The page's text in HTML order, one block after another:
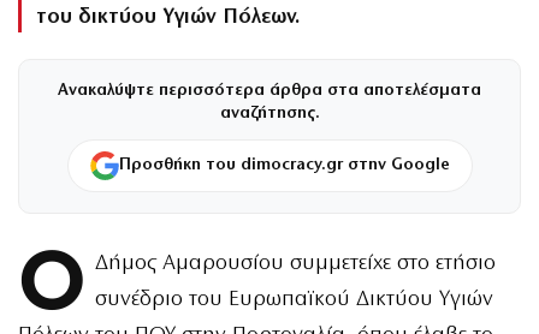
του δικτύου Υγιών Πόλεων.
Ανακαλύψτε περισσότερα άρθρα στα αποτελέσματα
αναζήτησης.
Προσθήκη του dimocracy.gr στην Google
Ο Δήμος Αμαρουσίου συμμετείχε στο ετήσιο
συνέδριο του Ευρωπαϊκού Δικτύου Υγιών